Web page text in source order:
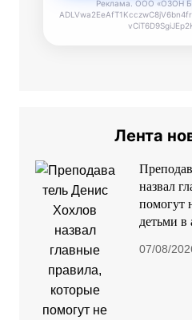
Реклама. ООО «ОЗОН
Лента
назвал
помогут
детьми в
07/08/